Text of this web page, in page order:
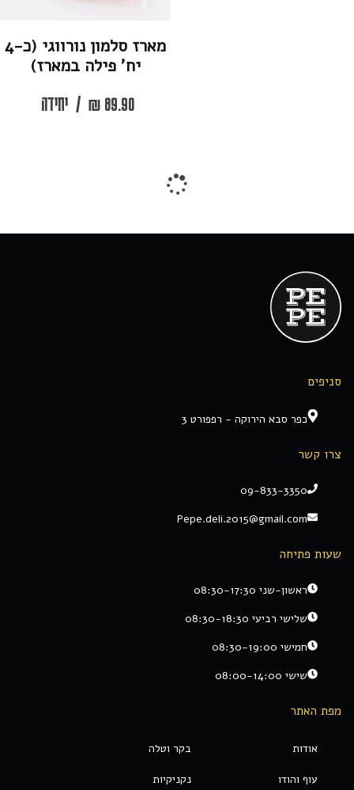
מארז סלמון נורווגי (כ-4
יח’ פילה במארז)
₪ 89.90
/ יחידה
סניפים
כפר סבא הירוקה - רפפורט 3
צרו קשר
09-833-3350
Pepe.deli.2015@gmail.com
שעות פתיחה
ראשון-שני 08:30-17:30
שלישי רביעי 08:30-18:30
חמישי 08:30-19:00
שישי 08:00-14:00
מפת האתר
אודות בקר וטלה
עוף והודו נקניקיות